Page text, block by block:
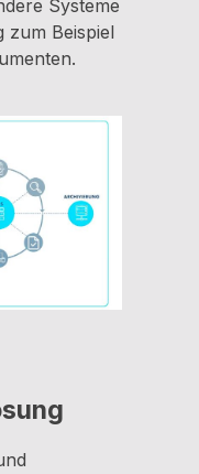
Systeme
zum Beispiel